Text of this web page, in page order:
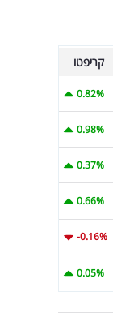
קריפטו
0.82%
0.98%
0.37%
0.66%
-0.16%
0.05%